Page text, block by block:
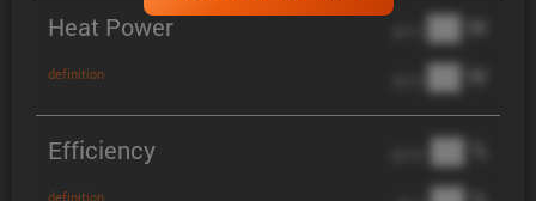
Heat Power
definition
██ W
██ W
Efficiency
definition
██ %